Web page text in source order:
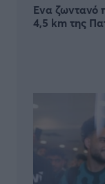
Ένα ζωντανό
4,5 km της